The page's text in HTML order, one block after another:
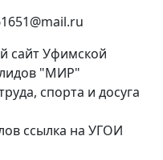
сайт Уфимской
"МИР"
спорта и досуга
ссылка на УГОИ